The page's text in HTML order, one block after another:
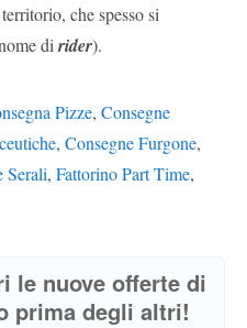
che spesso si
di rider).
Pizze, Consegne
, Consegne Furgone,
Serali, Fattorino Part Time,
le nuove offerte di
prima degli altri!